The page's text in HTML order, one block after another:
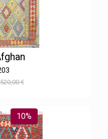
520,00 €
10%